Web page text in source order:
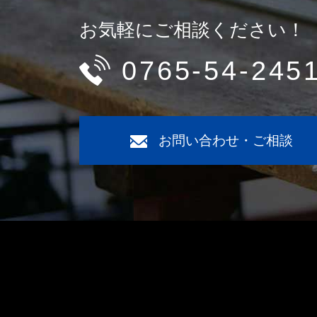
お気軽にご相談ください！
0765-54-
お問い合わせ・ご相談